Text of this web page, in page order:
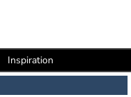
Inspiration